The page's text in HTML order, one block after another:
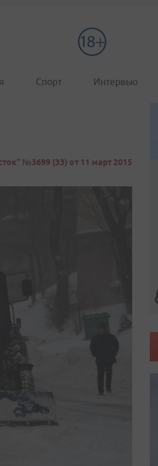
Спорт Интервью
№3699 (33) от 11 март 2015